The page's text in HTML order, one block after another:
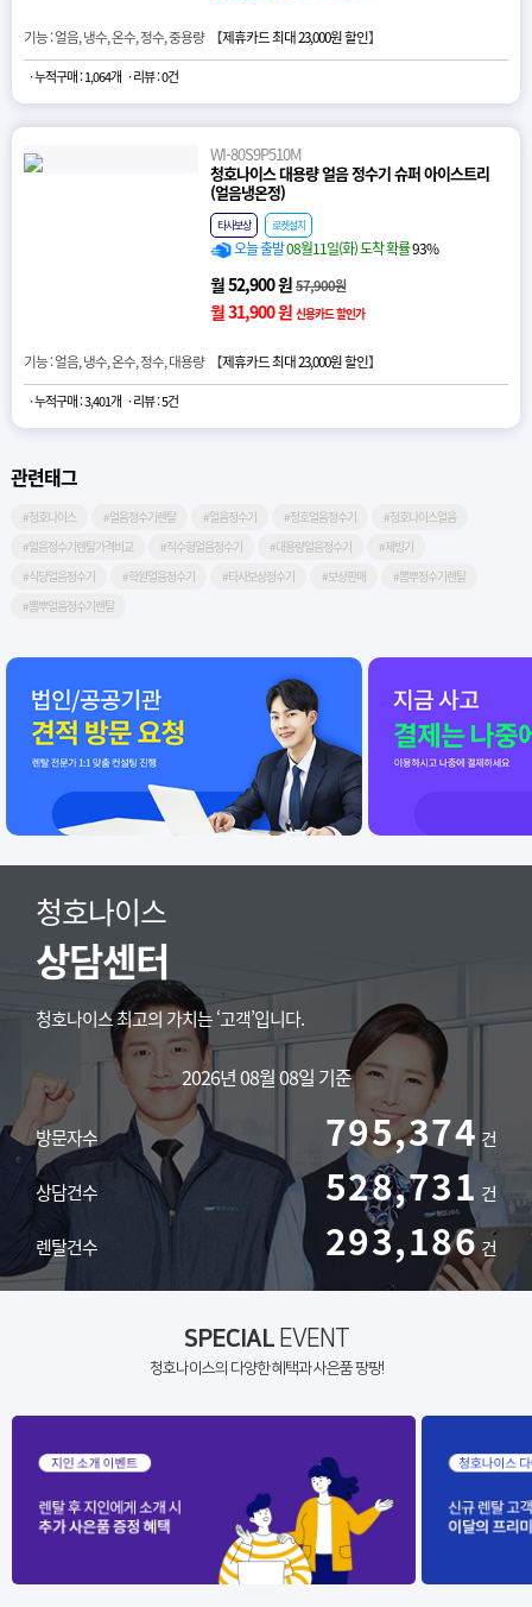
기능 : 얼음, 냉수, 온수, 정수, 중용량 【제휴카드 최대 23,000원 할인】
· 누적구매 : 1,064개 · 리뷰 : 0건
WI-80S9P510M
청호나이스 대용량 얼음 정수기 슈퍼 아이스트리
(얼음냉온정)
타사보상 로켓설치
오늘 출발08월11일(화) 도착 확률93%
월 52,900 원57,900원
월 31,900 원 신용카드 할인가
기능 : 얼음, 냉수, 온수, 정수, 대용량 【제휴카드 최대 23,000원 할인】
· 누적구매 : 3,401개 · 리뷰 : 5건
관련태그
#청호나이스 #얼음정수기렌탈 #얼음정수기 #청호얼음정수기
#청호나이스얼음
#얼음정수기렌탈가격비교
#직수형얼음정수기 #대용량얼음정수기
#제빙기
#식당얼음정수기
#학원얼음정수기 #타사보상정수기 #보상판매
#뽐뿌정수기렌탈
#뽐뿌얼음정수기렌탈
청호나이스
상담센터
청호나이스 최고의 가치는 ‘고객’입니다.
2026년 08월 08일 기준
방문자수 795,374 건
상담건수 528,731 건
렌탈건수 293,186건
SPECIALEVENT
청호나이스의 다양한 혜택과 사은품 팡팡!